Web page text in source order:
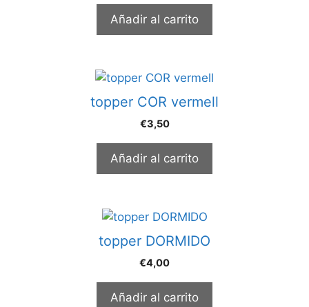
Añadir al carrito
topper COR vermell
€3,50
Añadir al carrito
topper DORMIDO
€4,00
Añadir al carrito